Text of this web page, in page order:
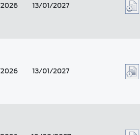
13/01/2027
13/01/2027